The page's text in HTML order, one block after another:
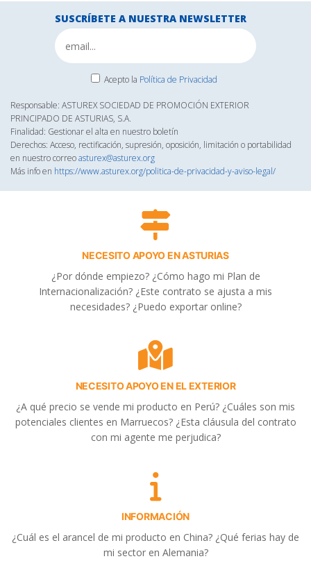
SUSCRÍBETE A NUESTRA NEWSLETTER
Acepto la Política de Privacidad
Responsable: ASTUREX SOCIEDAD DE PROMOCIÓN EXTERIOR
PRINCIPADO DE ASTURIAS, S.A.
Finalidad: Gestionar el alta en nuestro boletín
Derechos: Acceso, rectificación, supresión, oposición, limitación o portabilidad
en nuestro correoasturex@asturex.org
Más info en https://www.asturex.org/politica-de-privacidad-y-aviso-legal/
NECESITO APOYO EN ASTURIAS
¿Por dónde empiezo? ¿Cómo hago mi Plan de
Internacionalización? ¿Este contrato se ajusta a mis
necesidades? ¿Puedo exportar online?
NECESITO APOYO EN EL EXTERIOR
¿A qué precio se vende mi producto en Perú? ¿Cuáles son mis
potenciales clientes en Marruecos? ¿Esta cláusula del contrato
con mi agente me perjudica?
INFORMACIÓN
¿Cuál es el arancel de mi producto en China? ¿Qué ferias hay de
mi sector en Alemania?